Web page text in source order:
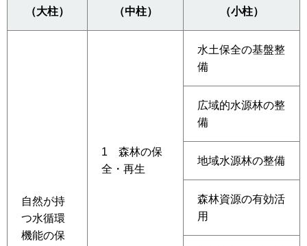
（大柱） （中柱） （小柱）
自然が持
つ水循環
機能の保
1 森林の保
全・再生
水土保全の基盤整
備
広域的水源林の整
備
地域水源林の整備
森林資源の有効活
用